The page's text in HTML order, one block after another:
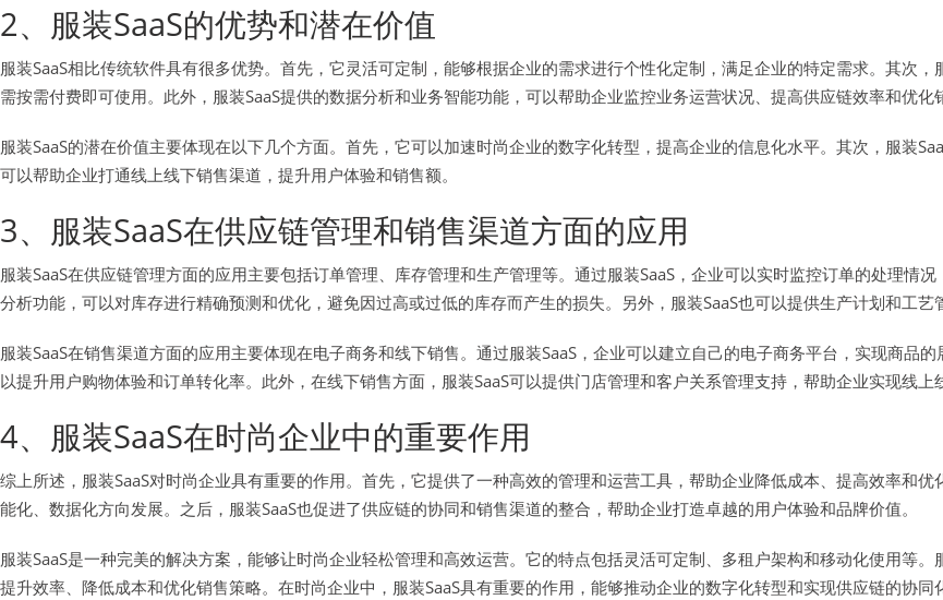
2、服装SaaS的优势和潜在价值
服装SaaS相比传统软件具有很多优势。首先，它灵活可定制，能够根据企业的需求进行个性化定制，满足企业的特定需求。其次
需按需付费即可使用。此外，服装SaaS提供的数据分析和业务智能功能，可以帮助企业监控业务运营状况、提高供应链效率和优化
服装SaaS的潜在价值主要体现在以下几个方面。首先，它可以加速时尚企业的数字化转型，提高企业的信息化水平。其次，服装
可以帮助企业打通线上线下销售渠道，提升用户体验和销售额。
3、服装SaaS在供应链管理和销售渠道方面的应用
服装SaaS在供应链管理方面的应用主要包括订单管理、库存管理和生产管理等。通过服装SaaS，企业可以实时监控订单的处理情
分析功能，可以对库存进行精确预测和优化，避免因过高或过低的库存而产生的损失。另外，服装SaaS也可以提供生产计划和工艺
服装SaaS在销售渠道方面的应用主要体现在电子商务和线下销售。通过服装SaaS，企业可以建立自己的电子商务平台，实现商品
以提升用户购物体验和订单转化率。此外，在线下销售方面，服装SaaS可以提供门店管理和客户关系管理支持，帮助企业实现线上
4、服装SaaS在时尚企业中的重要作用
综上所述，服装SaaS对时尚企业具有重要的作用。首先，它提供了一种高效的管理和运营工具，帮助企业降低成本、提高效率和
能化、数据化方向发展。之后，服装SaaS也促进了供应链的协同和销售渠道的整合，帮助企业打造卓越的用户体验和品牌价值。
服装SaaS是一种完美的解决方案，能够让时尚企业轻松管理和高效运营。它的特点包括灵活可定制、多租户架构和移动化使用等
提升效率、降低成本和优化销售策略。在时尚企业中，服装SaaS具有重要的作用，能够推动企业的数字化转型和实现供应链的协同